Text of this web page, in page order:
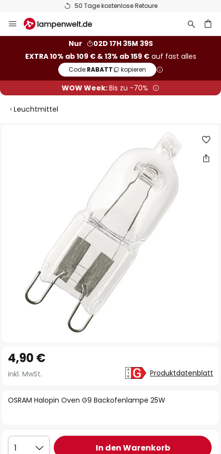
50 Tage kostenlose Retoure
Inhalt
Nur
02D 17H 35M 38S
EXTRA 10% ab 109 € & 13% ab 159 €auf fast alles
Code:RABATT kopieren
WOW Week:Bis zu -70%
Leuchtmittel
Anfang
der
springen
OSRAM Halopin Oven G9 Backofenlampe 25W
4,90 €
inkl. MwSt. Produktdatenblatt
1 In den Warenkorb